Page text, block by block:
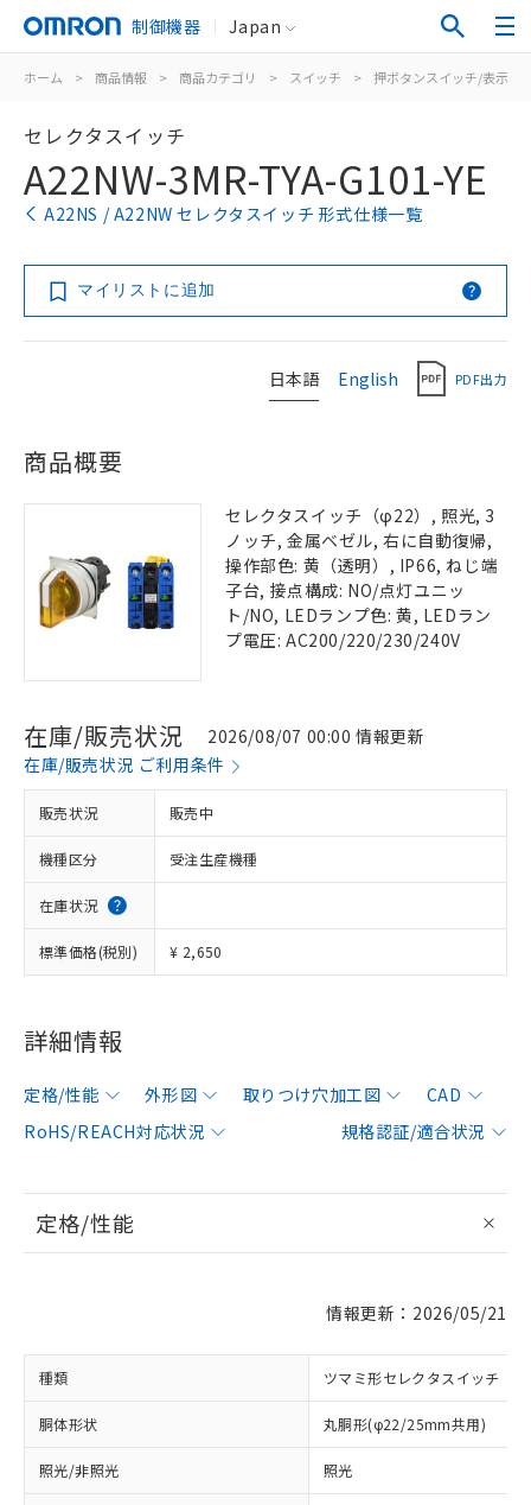
制御機器 Japan
ホーム > 商品情報 > 商品カテゴリ > スイッチ > 押ボタンスイッチ/表示灯
セレクタスイッチ
A22NW-3MR-TYA-G101-YE
A22NS / A22NW セレクタスイッチ 形式仕様一覧
マイリストに追加
日本語 English PDF出力
商品概要
セレクタスイッチ（φ22）, 照光, 3
ノッチ, 金属ベゼル, 右に自動復帰,
操作部色: 黄（透明）, IP66, ねじ端
子台, 接点構成: NO/点灯ユニッ
ト/NO, LEDランプ色: 黄, LEDラン
プ電圧: AC200/220/230/240V
在庫/販売状況
2026/08/07 00:00 情報更新
在庫/販売状況 ご利用条件
販売状況 販売中
機種区分 受注生産機種
在庫状況
標準価格(税別) ¥ 2,650
詳細情報
定格/性能 外形図 取りつけ穴加工図
CAD
RoHS/REACH対応状況
規格認証/適合状況
定格/性能
情報更新：2026/05/21
種類 ツマミ形セレクタスイッチ
胴体形状 丸胴形(φ22/25mm共用)
照光/非照光 照光